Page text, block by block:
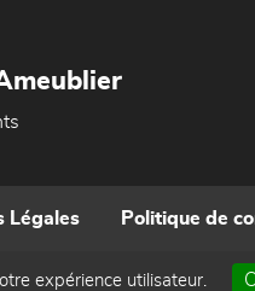
Légales Politique de
Réalisé par
expérience utilisateur.